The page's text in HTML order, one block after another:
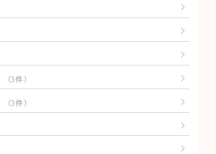
（3件）
（3件）